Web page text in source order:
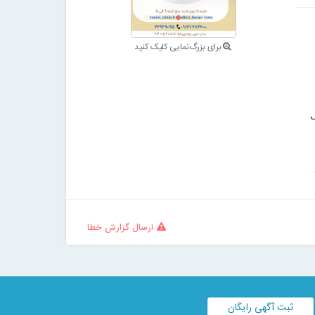
برای بزرگ‌نمایی کلیک کنید
ارسال گزارش خطا
ثبت آگهی رایگان